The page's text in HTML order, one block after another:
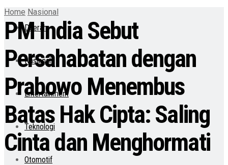
Daerah
Nasional
Entertainment
Teknologi
Otomotif
Home Nasional
PM India Sebut
Persahabatan dengan
Prabowo Menembus
Batas Hak Cipta: Saling
Cinta dan Menghormati